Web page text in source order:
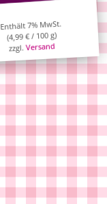
Enthält 7% MwSt.
(4,99€/ 100 g)
zzgl.Versand